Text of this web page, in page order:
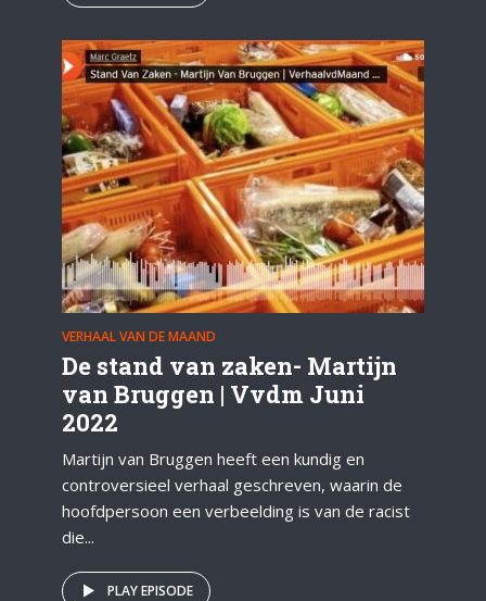
VERHAAL VAN DE MAAND
De stand van zaken- Martijn
van Bruggen | Vvdm Juni
2022
Martijn van Bruggen heeft een kundig en
controversieel verhaal geschreven, waarin de
hoofdpersoon een verbeelding is van de racist
die...
PLAY EPISODE